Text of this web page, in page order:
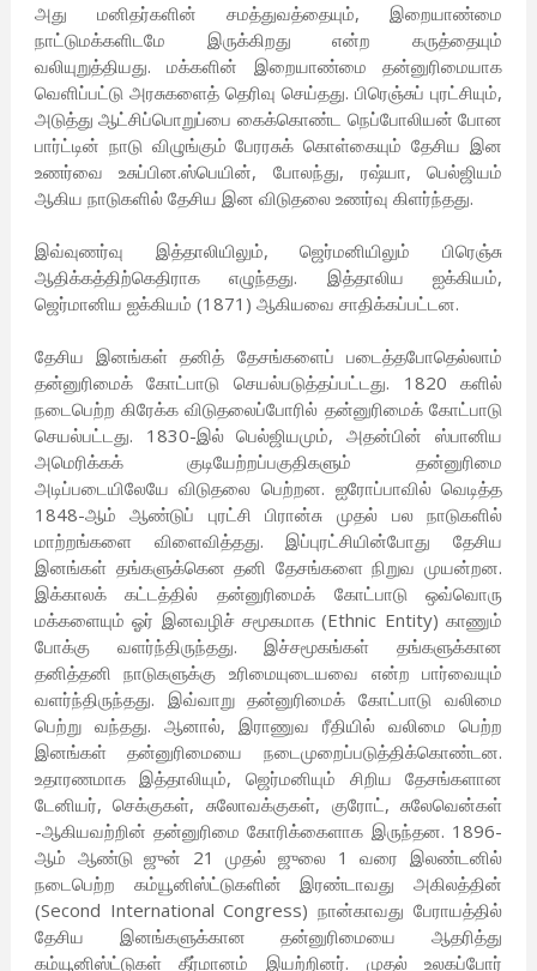
அது மனிதர்களின் சமத்துவத்தையும், இறையாண்மை
நாட்டுமக்களிடமே இருக்கிறது என்ற கருத்தையும்
வலியுறுத்தியது. மக்களின் இறையாண்மை தன்னுரிமையாக
வெளிப்பட்டு அரசுகளைத் தெரிவு செய்தது. பிரெஞ்சுப் புரட்சியும்,
அடுத்து ஆட்சிப்பொறுப்பை கைக்கொண்ட நெப்போலியன் போன
பார்ட்டின் நாடு விழுங்கும் பேரரசுக் கொள்கையும் தேசிய இன
உணர்வை உசுப்பின.ஸ்பெயின், போலந்து, ரஷ்யா, பெல்ஜியம்
ஆகிய நாடுகளில் தேசிய இன விடுதலை உணர்வு கிளர்ந்தது.
இவ்வுணர்வு இத்தாலியிலும், ஜெர்மனியிலும் பிரெஞ்சு
ஆதிக்கத்திற்கெதிராக எழுந்தது. இத்தாலிய ஐக்கியம்,
ஜெர்மானிய ஐக்கியம் (1871) ஆகியவை சாதிக்கப்பட்டன.
தேசிய இனங்கள் தனித் தேசங்களைப் படைத்தபோதெல்லாம்
தன்னுரிமைக் கோட்பாடு செயல்படுத்தப்பட்டது. 1820 களில்
நடைபெற்ற கிரேக்க விடுதலைப்போரில் தன்னுரிமைக் கோட்பாடு
செயல்பட்டது. 1830-இல் பெல்ஜியமும், அதன்பின் ஸ்பானிய
அமெரிக்கக் குடியேற்றப்பகுதிகளும் தன்னுரிமை
அடிப்படையிலேயே விடுதலை பெற்றன. ஐரோப்பாவில் வெடித்த
1848-ஆம் ஆண்டுப் புரட்சி பிரான்சு முதல் பல நாடுகளில்
மாற்றங்களை விளைவித்தது. இப்புரட்சியின்போது தேசிய
இனங்கள் தங்களுக்கென தனி தேசங்களை நிறுவ முயன்றன.
இக்காலக் கட்டத்தில் தன்னுரிமைக் கோட்பாடு ஒவ்வொரு
மக்களையும் ஓர் இனவழிச் சமூகமாக (Ethnic Entity) காணும்
போக்கு வளர்ந்திருந்தது. இச்சமூகங்கள் தங்களுக்கான
தனித்தனி நாடுகளுக்கு உரிமையுடையவை என்ற பார்வையும்
வளர்ந்திருந்தது. இவ்வாறு தன்னுரிமைக் கோட்பாடு வலிமை
பெற்று வந்தது. ஆனால், இராணுவ ரீதியில் வலிமை பெற்ற
இனங்கள் தன்னுரிமையை நடைமுறைப்படுத்திக்கொண்டன.
உதாரணமாக இத்தாலியும், ஜெர்மனியும் சிறிய தேசங்களான
டேனியர், செக்குகள், சுலோவக்குகள், குரோட், சுலேவென்கள்
-ஆகியவற்றின் தன்னுரிமை கோரிக்கைளாக இருந்தன. 1896-
ஆம் ஆண்டு ஜுன் 21 முதல் ஜுலை 1 வரை இலண்டனில்
நடைபெற்ற கம்யூனிஸ்ட்டுகளின் இரண்டாவது அகிலத்தின்
(Second International Congress) நான்காவது பேராயத்தில்
தேசிய இனங்களுக்கான தன்னுரிமையை ஆதரித்து
கம்யூனிஸ்ட்டுகள் தீர்மானம் இயற்றினர். முதல் உலகப்போர்